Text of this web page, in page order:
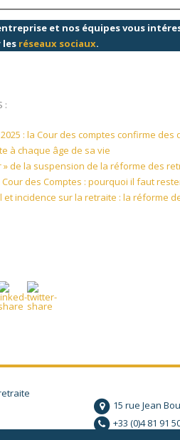
et nos équipes vous
les réseaux sociaux.
:
: la Cour des comptes confirme
à chaque âge de sa vie
de la suspension de la réforme des
des Comptes : pourquoi il faut
incidence sur la retraite : la réforme
15 rue Jean
+33 (0)4 81 91